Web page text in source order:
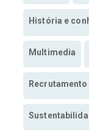
História e
Multimedia
Recrutamento